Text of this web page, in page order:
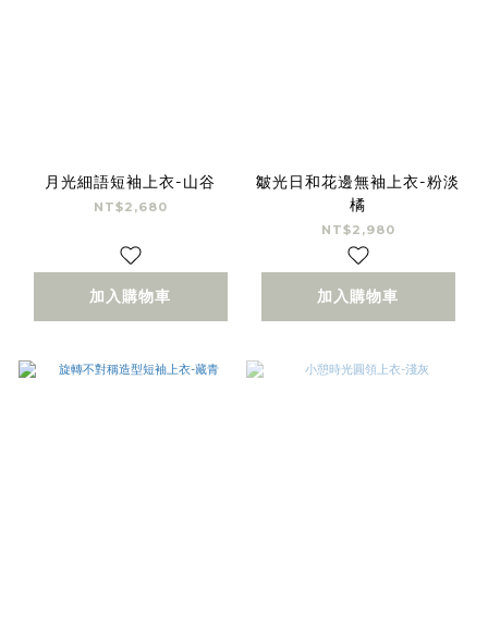
月光細語短袖上衣-山谷
NT$2,680
加入購物車
皺光日和花邊無袖上衣-粉淡
橘
NT$2,980
加入購物車